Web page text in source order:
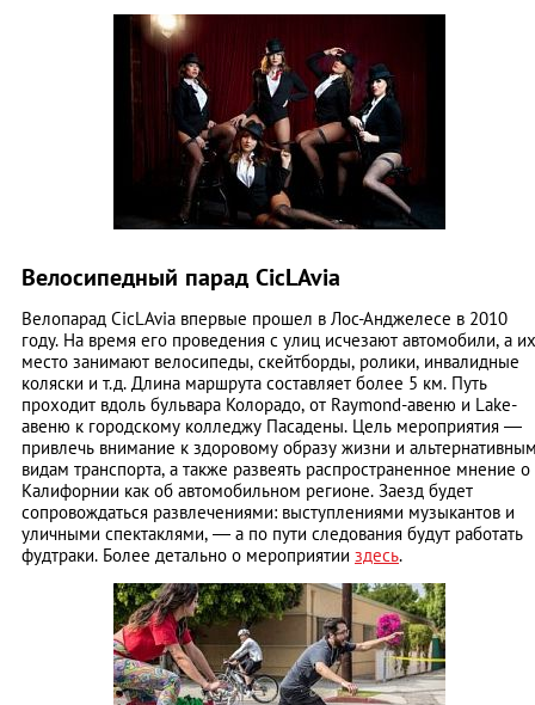
Велосипедный парад CicLAvia
Велопарад CicLAvia впервые прошел в Лос-Анджелесе в 2010
году. На время его проведения с улиц исчезают автомобили, а их
место занимают велосипеды, скейтборды, ролики, инвалидные
коляски и т.д. Длина маршрута составляет более 5 км. Путь
проходит вдоль бульвара Колорадо, от Raymond-авеню и Lake-
авеню к городскому колледжу Пасадены. Цель мероприятия ―
привлечь внимание к здоровому образу жизни и
видам транспорта, а также развеять распространенное мнение о
Калифорнии как об автомобильном регионе. Заезд будет
сопровождаться развлечениями: выступлениями музыкантов и
уличными спектаклями, ― а по пути следования будут работать
фудтраки. Более детально о мероприятии здесь.